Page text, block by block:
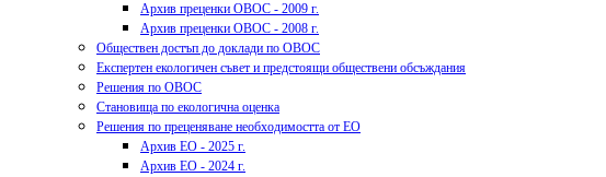
Архив преценки ОВОС - 2009 г.
Архив преценки ОВОС - 2008 г.
Обществен достъп до доклади по ОВОС
Експертен екологичен съвет и предстоящи обществени обсъждания
Решения по ОВОС
Становища по екологична оценка
Решения по преценяване необходимостта от ЕО
Архив ЕО - 2025 г.
Архив ЕО - 2024 г.